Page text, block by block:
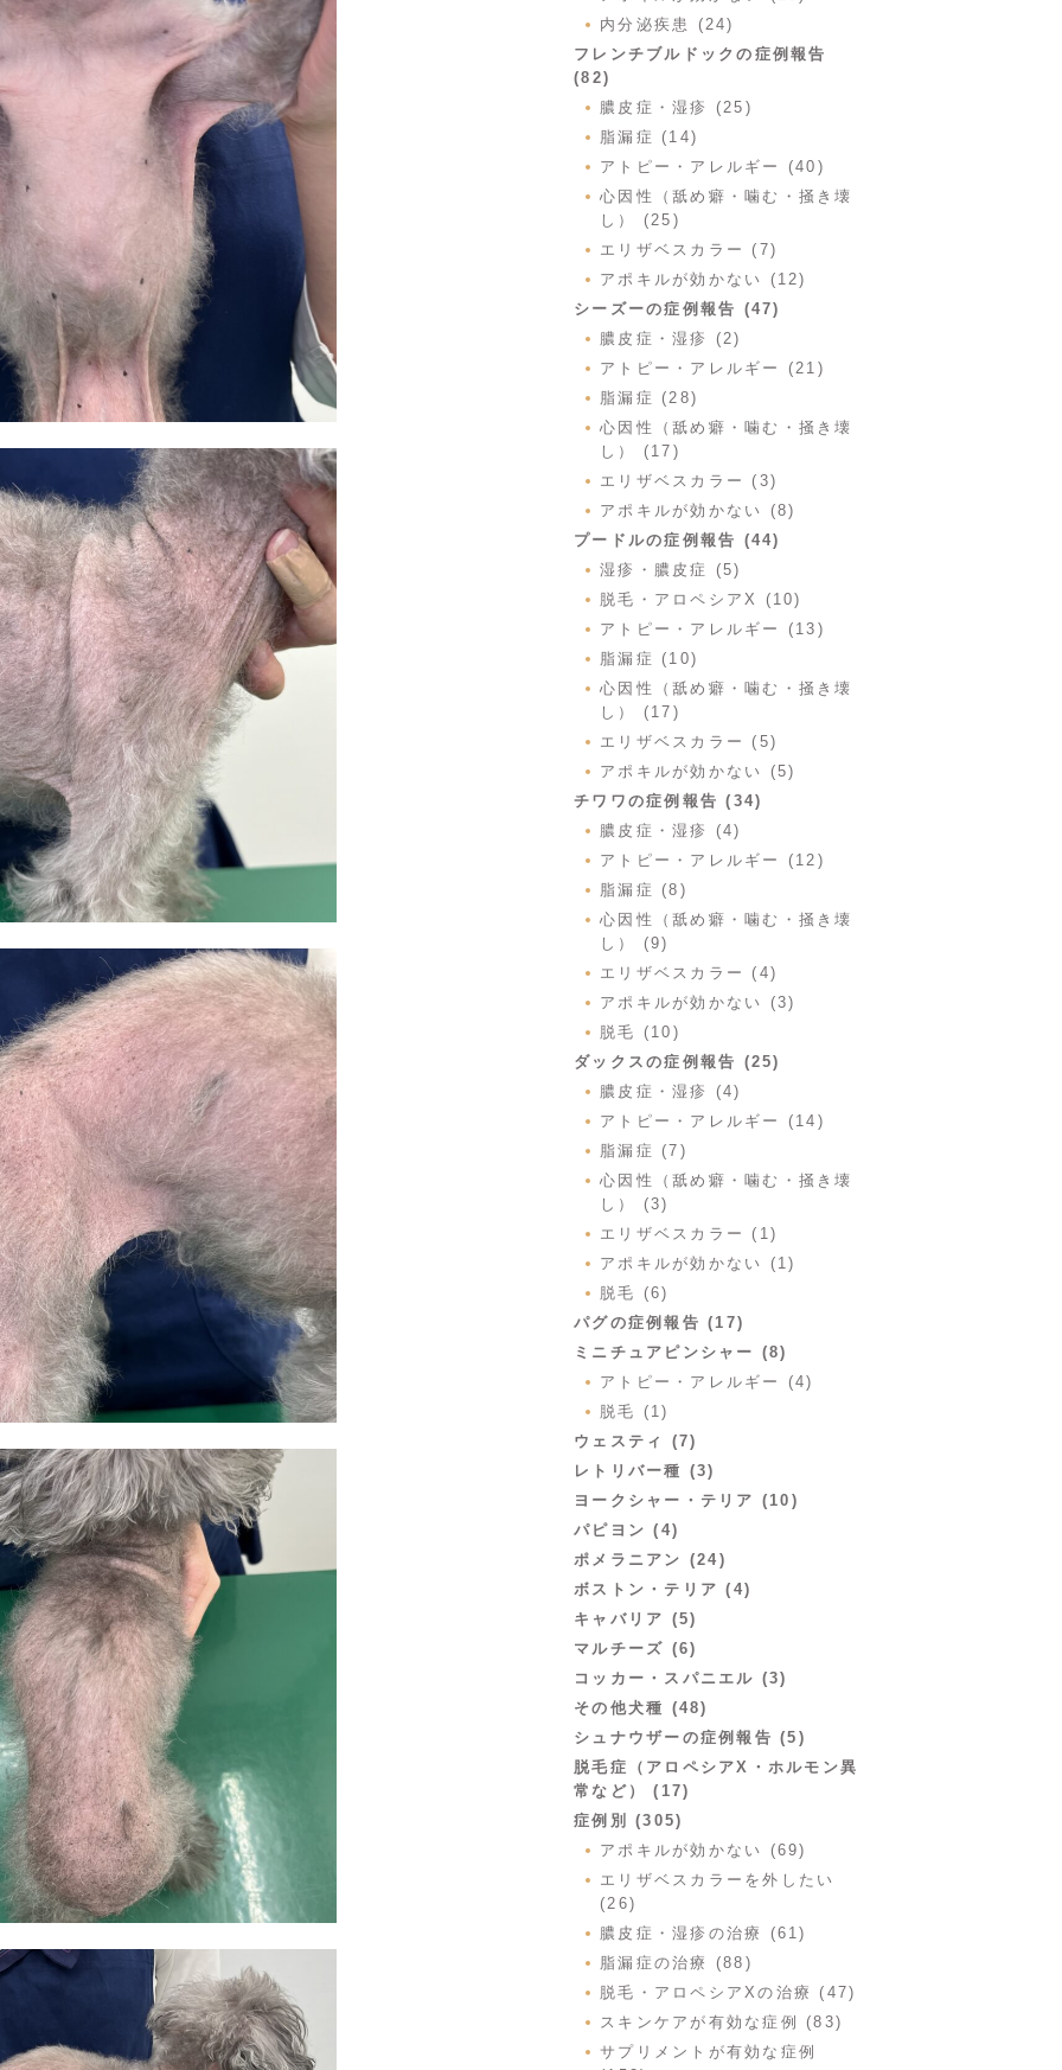
内分泌疾患 (24)
フレンチブルドックの症例報告
(82)
膿皮症・湿疹 (25)
脂漏症 (14)
アトピー・アレルギー (40)
心因性（舐め癖・噛む・掻き壊
し） (25)
エリザベスカラー (7)
アポキルが効かない (12)
シーズーの症例報告 (47)
膿皮症・湿疹 (2)
アトピー・アレルギー (21)
脂漏症 (28)
心因性（舐め癖・噛む・掻き壊
し） (17)
エリザベスカラー (3)
アポキルが効かない (8)
プードルの症例報告 (44)
湿疹・膿皮症 (5)
脱毛・アロペシアX (10)
アトピー・アレルギー (13)
脂漏症 (10)
心因性（舐め癖・噛む・掻き壊
し） (17)
エリザベスカラー (5)
アポキルが効かない (5)
チワワの症例報告 (34)
膿皮症・湿疹 (4)
アトピー・アレルギー (12)
脂漏症 (8)
心因性（舐め癖・噛む・掻き壊
し） (9)
エリザベスカラー (4)
アポキルが効かない (3)
脱毛 (10)
ダックスの症例報告 (25)
膿皮症・湿疹 (4)
アトピー・アレルギー (14)
脂漏症 (7)
心因性（舐め癖・噛む・掻き壊
し） (3)
エリザベスカラー (1)
アポキルが効かない (1)
脱毛 (6)
パグの症例報告 (17)
ミニチュアピンシャー (8)
アトピー・アレルギー (4)
脱毛 (1)
ウェスティ (7)
レトリバー種 (3)
ヨークシャー・テリア (10)
パピヨン (4)
ポメラニアン (24)
ボストン・テリア (4)
キャバリア (5)
マルチーズ (6)
コッカー・スパニエル (3)
その他犬種 (48)
シュナウザーの症例報告 (5)
脱毛症（アロペシアX・ホルモン異
常など） (17)
症例別 (305)
アポキルが効かない (69)
エリザベスカラーを外したい
(26)
膿皮症・湿疹の治療 (61)
脂漏症の治療 (88)
脱毛・アロペシアXの治療 (47)
スキンケアが有効な症例 (83)
サプリメントが有効な症例